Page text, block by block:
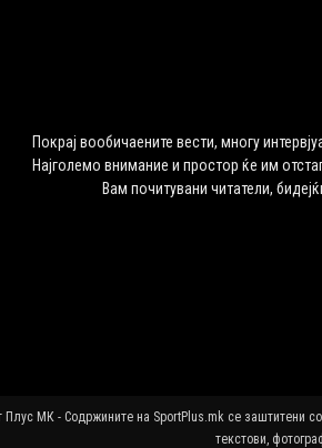
Покрај вообичаените вести, многу
Најголемо внимание и простор ќе им
Вам почитувани читатели,
Плус МК - Содржините на SportPlus.mk се заштитени
текстови,